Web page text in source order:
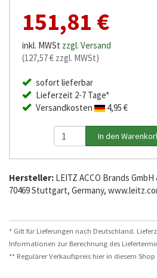
151,81 €
inkl. MWSt zzgl. Versand
(127,57 € zzgl. MWSt)
sofort lieferbar
Lieferzeit 2-7 Tage*
Versandkosten
4,95 €
Hersteller: LEITZ ACCO Brands
70469 Stuttgart, Germany,
* Gilt für Lieferungen nach Deutschland.
Informationen zur Berechnung des
** Regulärer Verkaufspreis hier in diesem Shop